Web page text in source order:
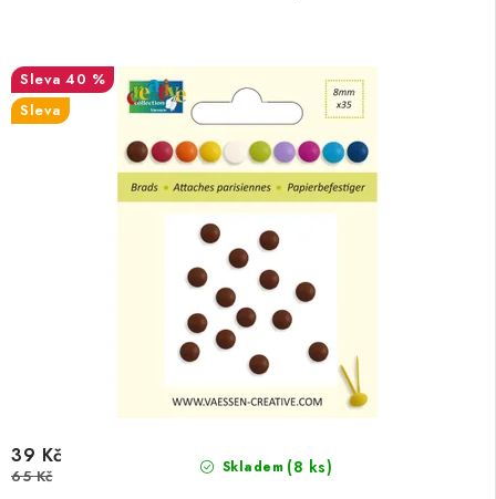
40 %
Sleva
Skladem (8 ks)
39 Kč
65 Kč